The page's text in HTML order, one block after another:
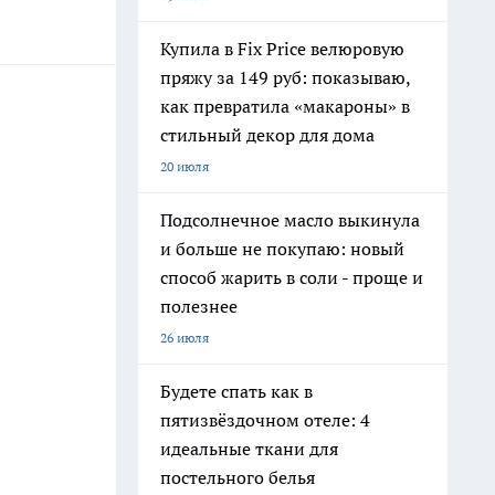
Купила в Fix Price велюровую
пряжу за 149 руб: показываю,
как превратила «макароны» в
стильный декор для дома
20 июля
Подсолнечное масло выкинула
и больше не покупаю: новый
способ жарить в соли - проще и
полезнее
26 июля
Будете спать как в
пятизвёздочном отеле: 4
идеальные ткани для
постельного белья